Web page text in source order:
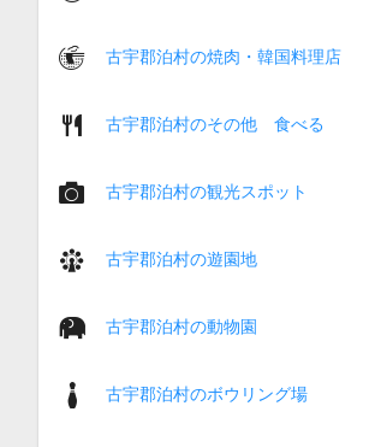
古宇郡泊村の焼肉・韓国料理店
古宇郡泊村のその他 食べる
古宇郡泊村の観光スポット
古宇郡泊村の遊園地
古宇郡泊村の動物園
古宇郡泊村のボウリング場